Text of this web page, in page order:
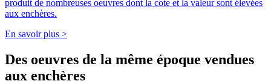
produit de nombreuses oeuvres dont la cote et la valeur sont élevées
aux enchères.
En savoir plus >
Des oeuvres de la même époque vendues
aux enchères